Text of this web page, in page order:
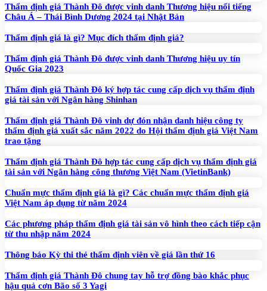
Thẩm định giá Thành Đô được vinh danh Thương hiệu nổi tiếng
Châu Á – Thái Bình Dương 2024 tại Nhật Bản
Thẩm định giá là gì? Mục đích thẩm định giá?
Thẩm định giá Thành Đô được vinh danh Thương hiệu uy tín
Quốc Gia 2023
Thẩm định giá Thành Đô ký hợp tác cung cấp dịch vụ thẩm định
giá tài sản với Ngân hàng Shinhan
Thẩm định giá Thành Đô vinh dự đón nhận danh hiệu công ty
thẩm định giá xuất sắc năm 2022 do Hội thẩm định giá Việt Nam
trao tặng
Thẩm định giá Thành Đô hợp tác cung cấp dịch vụ thẩm định giá
tài sản với Ngân hàng công thương Việt Nam (VietinBank)
Chuẩn mực thẩm định giá là gì? Các chuẩn mực thẩm định giá
Việt Nam áp dụng từ năm 2024
Các phương pháp thẩm định giá tài sản vô hình theo cách tiếp cận
từ thu nhập năm 2024
Thông báo Kỳ thi thẻ thẩm định viên về giá lần thứ 16
Thẩm định giá Thành Đô chung tay hỗ trợ đồng bào khắc phục
hậu quả cơn Bão số 3 Yagi